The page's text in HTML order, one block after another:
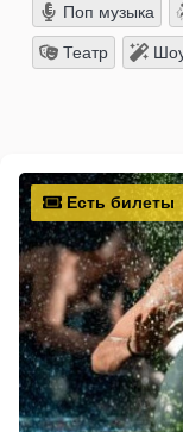
Поп музыка
Театр
Есть билеты